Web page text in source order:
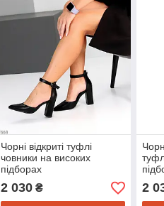
Чорні відкриті туфлі
човники на високих
підборах
2 030₴ 2